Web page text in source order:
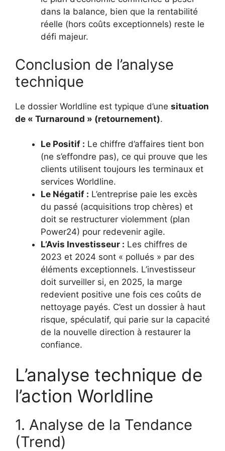
dans la balance, bien que la rentabilité
réelle (hors coûts exceptionnels) reste le
défi majeur.
Conclusion de l’analyse
technique
Le dossier Worldline est typique d’une situation
de « Turnaround » (retournement).
Le Positif : Le chiffre d’affaires tient bon
(ne s’effondre pas), ce qui prouve que les
clients utilisent toujours les terminaux et
services Worldline.
Le Négatif : L’entreprise paie les excès
du passé (acquisitions trop chères) et
doit se restructurer violemment (plan
Power24) pour redevenir agile.
L’Avis Investisseur : Les chiffres de
2023 et 2024 sont « pollués » par des
éléments exceptionnels. L’investisseur
doit surveiller si, en 2025, la marge
redevient positive une fois ces coûts de
nettoyage payés. C’est un dossier à haut
risque, spéculatif, qui parie sur la capacité
de la nouvelle direction à restaurer la
confiance.
L’analyse technique de
l’action Worldline
1. Analyse de la Tendance
(Trend)